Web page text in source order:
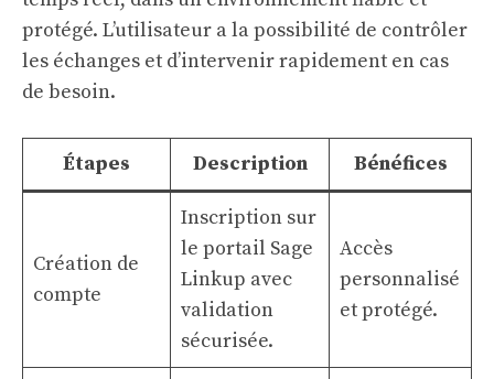
protégé. L’utilisateur a la possibilité de contrôler
les échanges et d’intervenir rapidement en cas
de besoin.
Étapes Description Bénéfices
Création de
compte
Inscription sur
le portail Sage
Linkup avec
validation
sécurisée.
Accès
personnalisé
et protégé.